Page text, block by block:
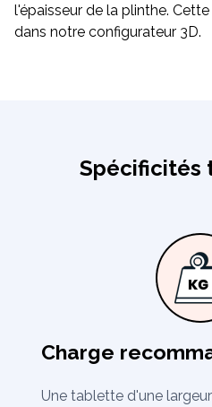
l'épaisseur de la plinthe.
dans notre configurateur 3D.
Spécificités
Charge
Une tablette d'une